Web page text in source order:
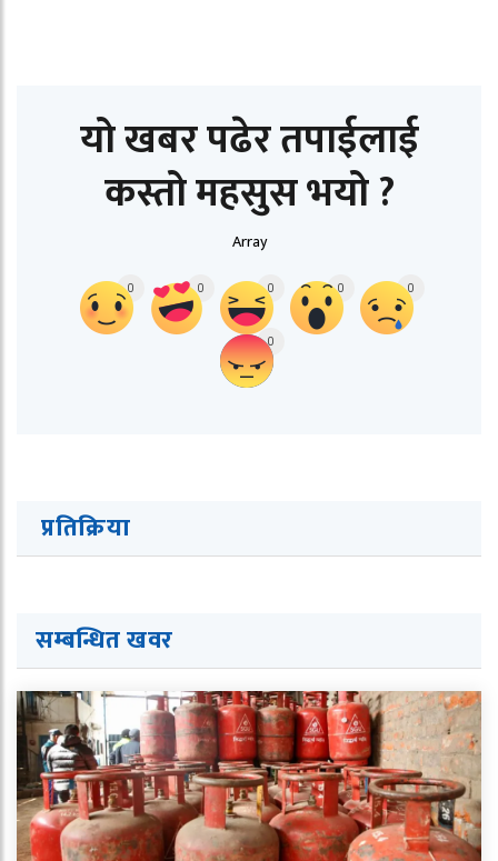
यो खबर पढेर तपाईलाई
कस्तो महसुस भयो ?
Array
0 0 0 0 0
0
प्रतिक्रिया
सम्बन्धित खवर